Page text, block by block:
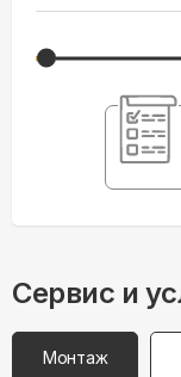
Сервис и
Монтаж